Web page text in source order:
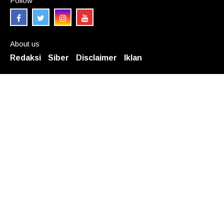
About us
Redaksi
Siber Disclaimer Iklan